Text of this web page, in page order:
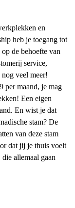
en
heb je toegang tot
de behoefte van
service,
veel meer!
per maand, je mag
Een eigen
En wist je dat
stam? De
van deze stam
dat jij je thuis voelt
allemaal gaan